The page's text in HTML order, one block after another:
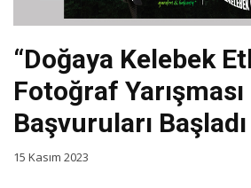
“Doğaya Kelebek
Fotoğraf Yarışması
Başvuruları Başladı
15 Kasım 2023